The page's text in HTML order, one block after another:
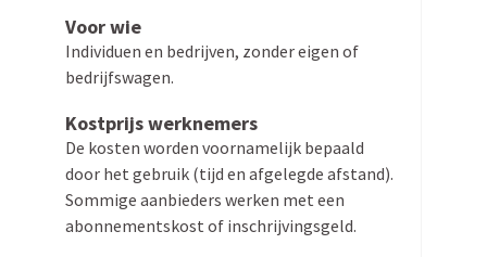
Voor wie
Individuen en bedrijven, zonder eigen of
bedrijfswagen.
Kostprijs werknemers
De kosten worden voorna­melijk bepaald
door het gebruik (tijd en afgelegde afstand).
Sommige aanbieders werken met een
abonne­mentskost of inschrijvingsgeld.